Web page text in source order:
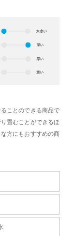
ことのできる商品で
畳むことができるほ
方にもおすすめの商